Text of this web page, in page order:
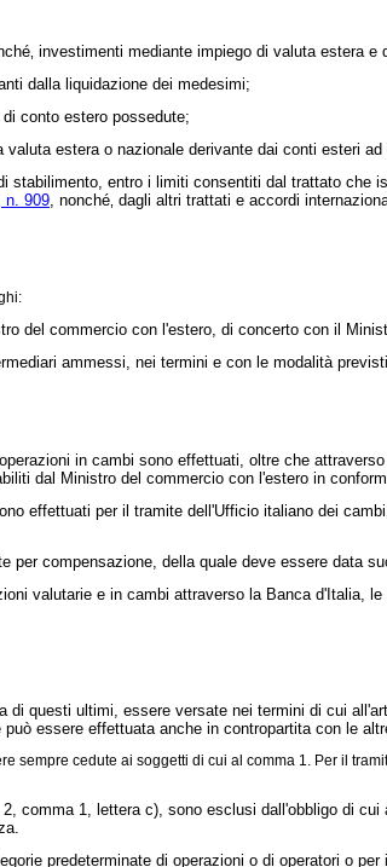
investimenti mediante impiego di valuta estera e
dalla liquidazione dei medesimi;
conto estero possedute;
estera o nazionale derivante dai conti esteri
entro i limiti consentiti dal trattato che
n. 909, nonché‚ dagli altri trattati e accordi
del commercio con l'estero, di concerto con il
ammessi, nei termini e con le modalità
in cambi sono effettuati, oltre che
dal Ministro del commercio con l'estero in
effettuati per il tramite dell'Ufficio italiano dei
compensazione, della quale deve essere data
valutarie e in cambi attraverso la Banca d'Italia,
questi ultimi, essere versate nei termini di cui
essere effettuata anche in contropartita con le
cedute ai soggetti di cui al comma 1. Per il
1, lettera c), sono esclusi dall'obbligo di
predeterminate di operazioni o di operatori o